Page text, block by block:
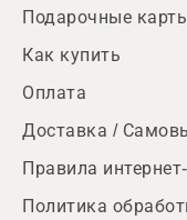
Подарочные
Как купить
Оплата
Доставка /
Правила
Политика